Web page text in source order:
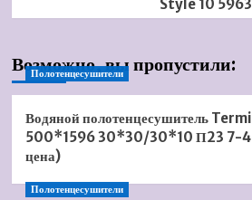
Style 10
Возможно, вы пропустили:
Полотенцесушители
Водяной полотенцесушитель
500*1596 30*30/30*10 П23 7-
цена)
Полотенцесушители